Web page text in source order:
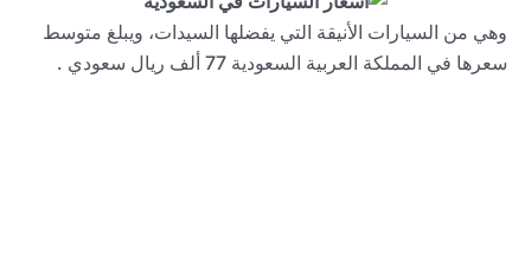
وهي من السيارات الأنيقة التي يفضلها السيدات، ويبلغ متوسط
سعرها في المملكة العربية السعودية 77 ألف ريال سعودي .